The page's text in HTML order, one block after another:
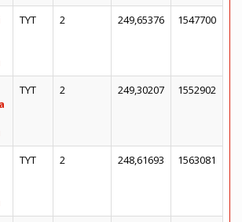
TYT 2 249,65376 1547700
TYT 2 249,30207 1552902
TYT 2 248,61693 1563081